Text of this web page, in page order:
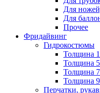
Для
Для
Прочее
Фридайвинг
Гидрокостюмы
Толщина
Толщина
Толщина
Толщина
Перчатки,